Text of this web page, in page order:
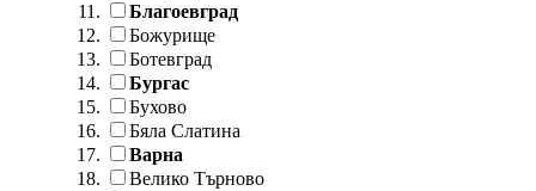
Благоевград
Божурище
Ботевград
Бургас
Бухово
Бяла Слатина
Варна
Велико Търново